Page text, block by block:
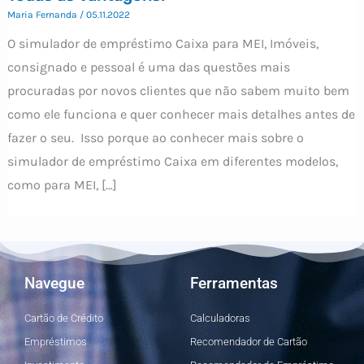
Maria Fernanda / 05.11.2022
O simulador de empréstimo Caixa para MEI, Imóveis,
consignado e pessoal é uma das questões mais
procuradas por novos clientes que não sabem muito bem
como ele funciona e quer conhecer mais detalhes antes de
fazer o seu. Isso porque ao conhecer mais sobre o
simulador de empréstimo Caixa em diferentes modelos,
como para MEI, […]
Navegue
Cartão de Crédito
Empréstimos
Ferramentas
Calculadoras
Recomendador de Cartão